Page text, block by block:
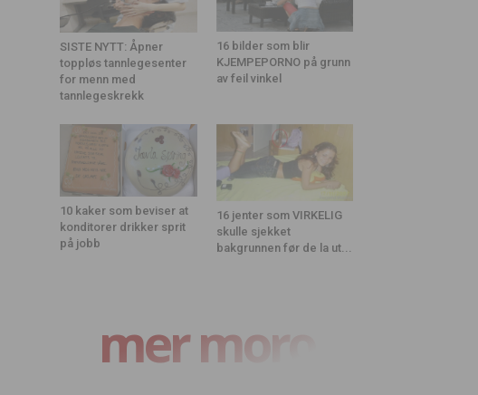
SISTE NYTT: Åpner
toppløs tannlegesenter
for menn med
tannlegeskrekk
16 bilder som blir
KJEMPEPORNO på grunn
av feil vinkel
10 kaker som beviser at
konditorer drikker sprit
på jobb
16 jenter som VIRKELIG
skulle sjekket
bakgrunnen før de la ut...
mer moro